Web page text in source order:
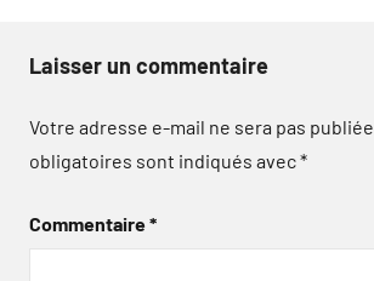
Laisser un commentaire
Votre adresse e-mail ne sera pas publiée.
obligatoires sont indiqués avec*
Commentaire*